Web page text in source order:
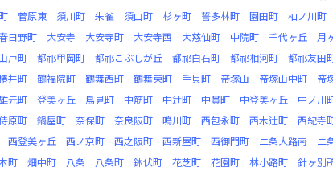
菅原東 須川町 朱雀 須山町 杉ヶ町 誓多林町 園田町 杣ノ川町
日野町 大安寺 大安寺町 大安寺西 大慈仙町 中院町 千代ヶ丘 月
戸町 都祁甲岡町 都祁こぶしが丘 都祁白石町 都祁相河町 都祁友田
井町 鶴福院町 鶴舞西町 鶴舞東町 手貝町 帝塚山 帝塚山中町 帝
元町 登美ヶ丘 鳥見町 中筋町 中辻町 中貫町 中登美ヶ丘 中ノ川
原町 鍋屋町 奈保町 奈良阪町 鳴川町 西包永町 西木辻町 西紀寺
西登美ヶ丘 西ノ京町 西之阪町 西新屋町 西御門町 二条大路南 二
町 畑中町 八条 八条町 鉢伏町 花芝町 花園町 林小路町 針ヶ別